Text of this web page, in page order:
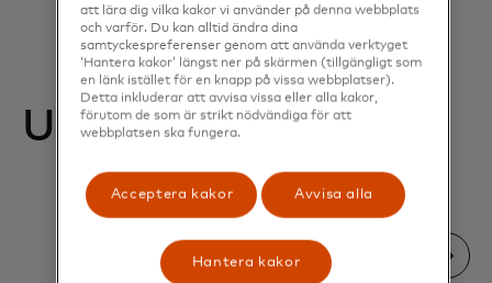
Utvalda resurser
att lära dig vilka kakor vi använder på denna webbplats
och varför. Du kan alltid ändra dina
samtyckespreferenser genom att använda verktyget
‘Hantera kakor’ längst ner på skärmen (tillgängligt som
en länk istället för en knapp på vissa webbplatser).
Detta inkluderar att avvisa vissa eller alla kakor,
förutom de som är strikt nödvändiga för att
webbplatsen ska fungera.
Acceptera kakor Avvisa alla
Hantera kakor